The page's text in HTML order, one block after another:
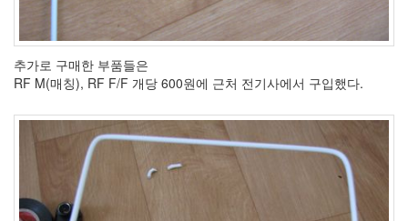
추가로 구매한 부품들은
RF M(매칭), RF F/F 개당 600원에 근처 전기사에서 구입했다.